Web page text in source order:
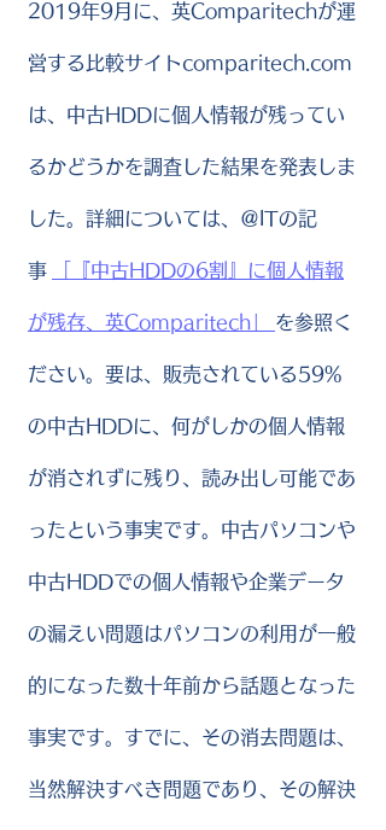
2019年9月に、英Comparitechが運
営する比較サイトcomparitech.com
は、中古HDDに個人情報が残ってい
るかどうかを調査した結果を発表しま
した。詳細については、＠ITの記
事 「『中古HDDの6割』に個人情報
が残存、英Comparitech」 を参照く
ださい。要は、販売されている59%
の中古HDDに、何がしかの個人情報
が消されずに残り、読み出し可能であ
ったという事実です。中古パソコンや
中古HDDでの個人情報や企業データ
の漏えい問題はパソコンの利用が一般
的になった数十年前から話題となった
事実です。すでに、その消去問題は、
当然解決すべき問題であり、その解決